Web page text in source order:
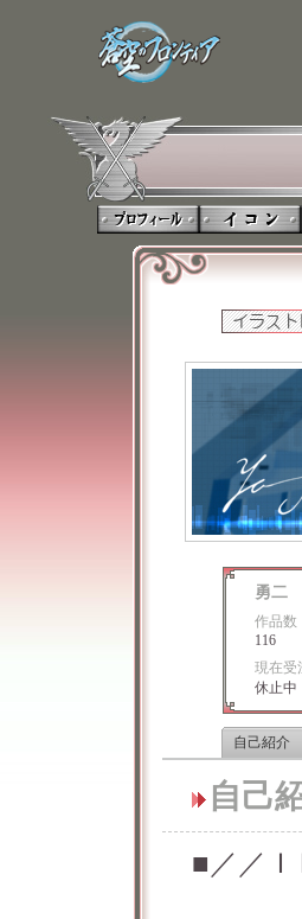
勇二
作品数
116
現在受
休止中
自己紹介
自己
■／／